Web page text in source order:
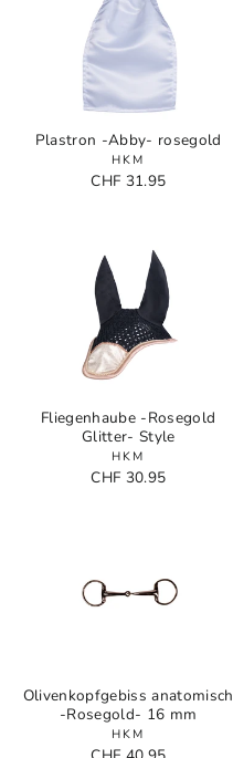
Plastron -Abby- rosegold
HKM
CHF 31.95
Fliegenhaube -Rosegold
Glitter- Style
HKM
CHF 30.95
Olivenkopfgebiss anatomisch
-Rosegold- 16 mm
HKM